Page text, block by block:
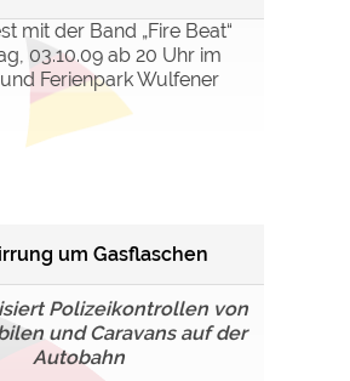
mit der Band „Fire Beat“
03.10.09 ab 20 Uhr im
Ferienpark Wulfener
um Gasflaschen
Polizeikontrollen von
und Caravans auf der
Autobahn